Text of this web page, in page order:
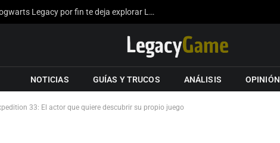
La expansión del mapa de Hogwarts Legacy por fin te deja explorar Londres gracias a los fans
NOTICIAS GUÍAS Y TRUCOS ANÁLISIS OPINIÓN
33: El actor que quiere descubrir su propio juego